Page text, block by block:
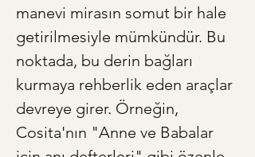
manevi mirasın somut bir hale
getirilmesiyle mümkündür. Bu
noktada, bu derin bağları
kurmaya rehberlik eden araçlar
devreye girer. Örneğin,
Cosita'nın "Anne ve Babalar